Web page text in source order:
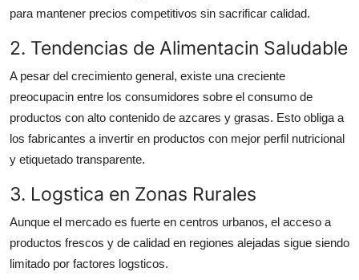
para mantener precios competitivos sin sacrificar calidad.
2. Tendencias de Alimentacin Saludable
A pesar del crecimiento general, existe una creciente
preocupacin entre los consumidores sobre el consumo de
productos con alto contenido de azcares y grasas. Esto obliga a
los fabricantes a invertir en productos con mejor perfil nutricional
y etiquetado transparente.
3. Logstica en Zonas Rurales
Aunque el mercado es fuerte en centros urbanos, el acceso a
productos frescos y de calidad en regiones alejadas sigue siendo
limitado por factores logsticos.